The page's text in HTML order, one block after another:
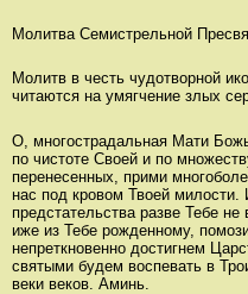
Молитва Семистрельной
Молитв в честь чудотворной
читаются на умягчение злых
О, многострадальная Мати
по чистоте Своей и по
перенесенных, прими
нас под кровом Твоей
предстательства разве Тебе
иже из Тебе рожденному,
непреткновенно достигнем
святыми будем воспевать в
веки веков. Аминь.